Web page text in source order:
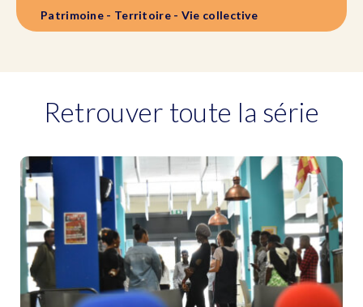
Patrimoine - Territoire - Vie collective
Retrouver toute la série